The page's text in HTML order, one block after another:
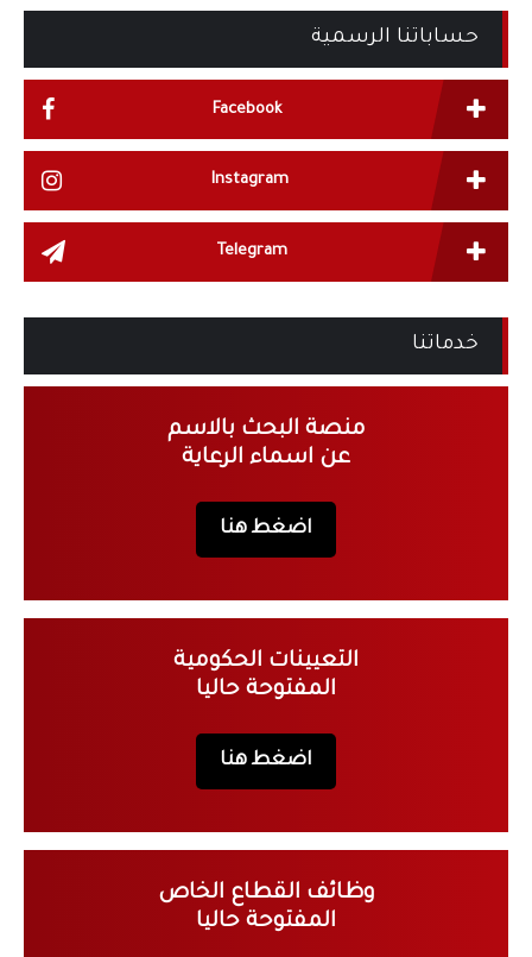
حساباتنا الرسمية
Facebook
Instagram
Telegram
خدماتنا
منصة البحث بالاسم
عن اسماء الرعاية
اضغط هنا
التعيينات الحكومية
المفتوحة حاليا
اضغط هنا
وظائف القطاع الخاص
المفتوحة حاليا